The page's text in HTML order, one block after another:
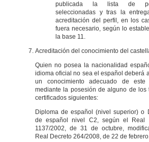
publicada la lista de
seleccionadas y tras la
acreditación del perfil, en los
fuera necesario, según lo
la base 11.
Acreditación del conocimiento del
Quien no posea la nacionalidad
idioma oficial no sea el español deberá
un conocimiento adecuado de este
mediante la posesión de alguno de los
certificados siguientes:
Diploma de español (nivel superior) o
de español nivel C2, según el Real
1137/2002, de 31 de octubre,
Real Decreto 264/2008, de 22 de